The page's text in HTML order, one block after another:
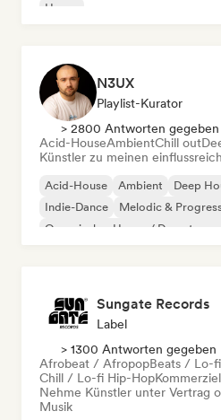
House
N3UX
Playlist-Kurator
> 2800 Antworten gegeben
Acid-HouseAmbientChill out
Künstler zu meinen
Acid-House Ambient Deep
Indie-Dance
Melodic &
Organischer House / Downtempo
Sungate Records
Label
> 1300 Antworten gegeben
Afrobeat / AfropopBeats / Lo-fi
Chill / Lo-fi Hip-Hop
Nehme Künstler unter Vertrag
Musik